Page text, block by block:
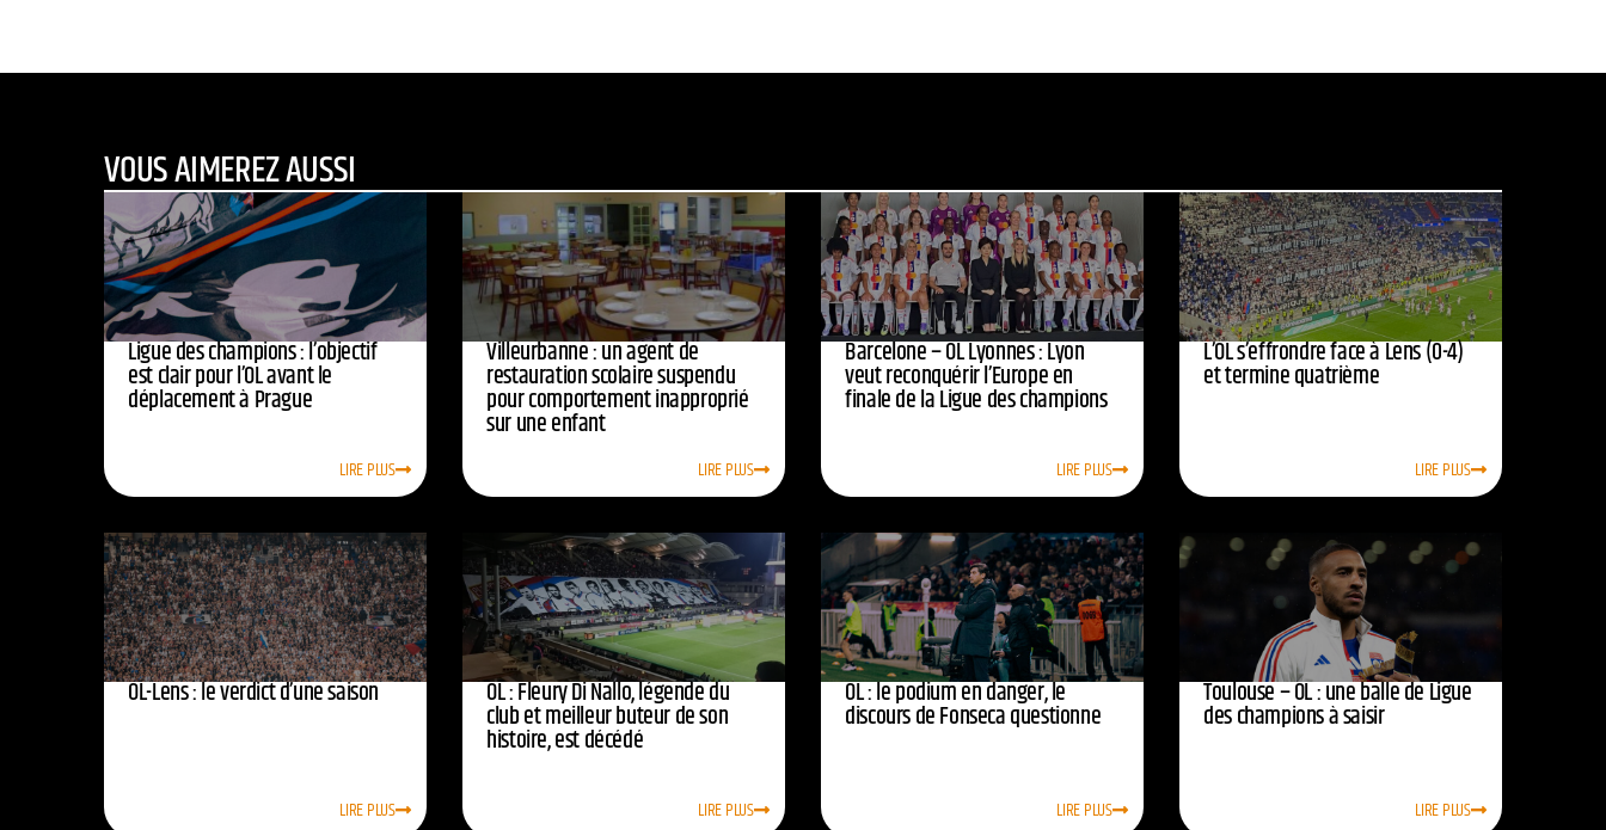
VOUS AIMEREZ AUSSI
Ligue des champions : l’objectif
est clair pour l’OL avant le
déplacement à Prague
LIRE PLUS
Villeurbanne : un agent de
restauration scolaire suspendu
pour comportement inapproprié
sur une enfant
LIRE PLUS
Barcelone – OL Lyonnes : Lyon
veut reconquérir l’Europe en
finale de la Ligue des champions
LIRE PLUS
L’OL s’effrondre face à Lens (0-4)
et termine quatrième
LIRE PLUS
OL-Lens : le verdict d’une saison
LIRE PLUS
OL : Fleury Di Nallo, légende du
club et meilleur buteur de son
histoire, est décédé
LIRE PLUS
OL : le podium en danger, le
discours de Fonseca questionne
LIRE PLUS
Toulouse – OL : une balle de Ligue
des champions à saisir
LIRE PLUS